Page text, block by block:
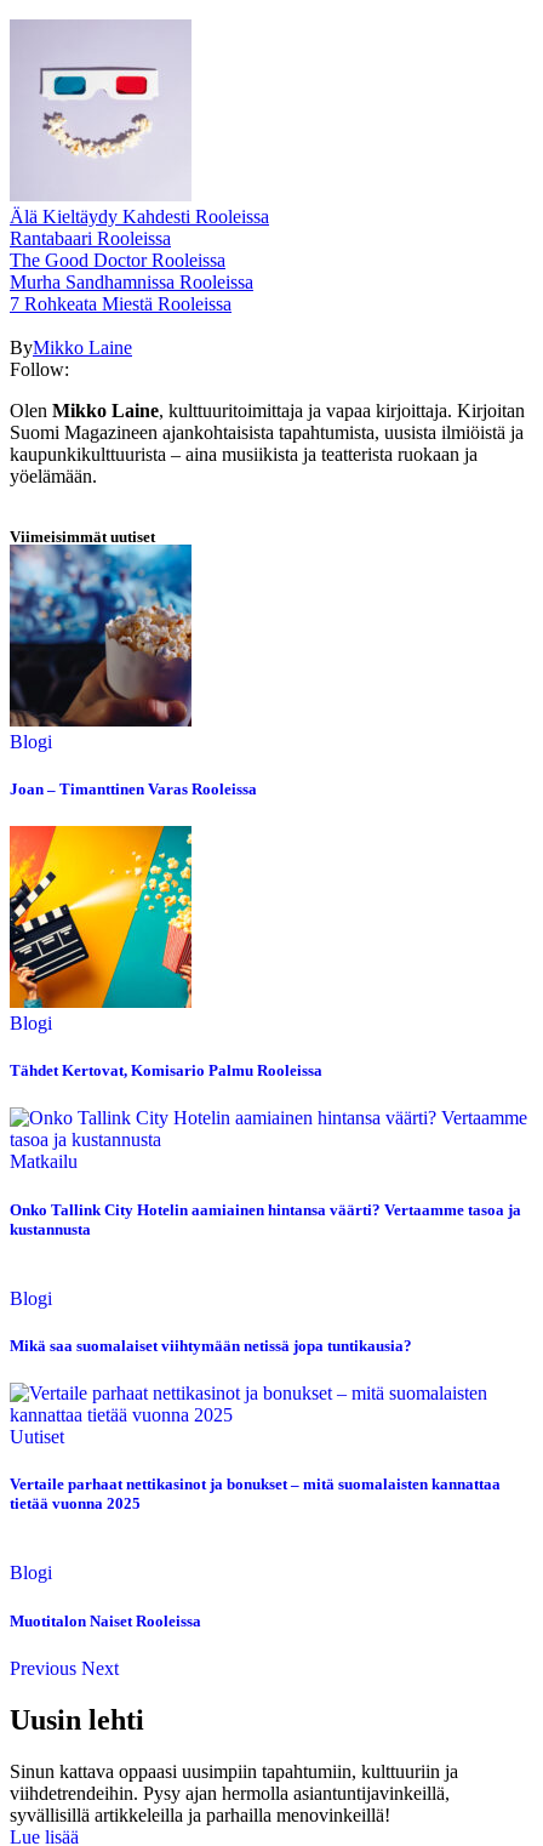
Älä Kieltäydy Kahdesti Rooleissa
Rantabaari Rooleissa
The Good Doctor Rooleissa
Murha Sandhamnissa Rooleissa
7 Rohkeata Miestä Rooleissa
ByMikko Laine
Follow:
Olen Mikko Laine, kulttuuritoimittaja ja vapaa kirjoittaja. Kirjoitan
Suomi Magazineen ajankohtaisista tapahtumista, uusista ilmiöistä ja
kaupunkikulttuurista – aina musiikista ja teatterista ruokaan ja
yöelämään.
Viimeisimmät uutiset
Blogi
Joan – Timanttinen Varas Rooleissa
Blogi
Tähdet Kertovat, Komisario Palmu Rooleissa
Matkailu
Onko Tallink City Hotelin aamiainen hintansa väärti? Vertaamme tasoa ja
kustannusta
Blogi
Mikä saa suomalaiset viihtymään netissä jopa tuntikausia?
Uutiset
Vertaile parhaat nettikasinot ja bonukset – mitä suomalaisten kannattaa
tietää vuonna 2025
Blogi
Muotitalon Naiset Rooleissa
Previous Next
Uusin lehti
Sinun kattava oppaasi uusimpiin tapahtumiin, kulttuuriin ja
viihdetrendeihin. Pysy ajan hermolla asiantuntijavinkeillä,
syvällisillä artikkeleilla ja parhailla menovinkeillä!
Lue lisää